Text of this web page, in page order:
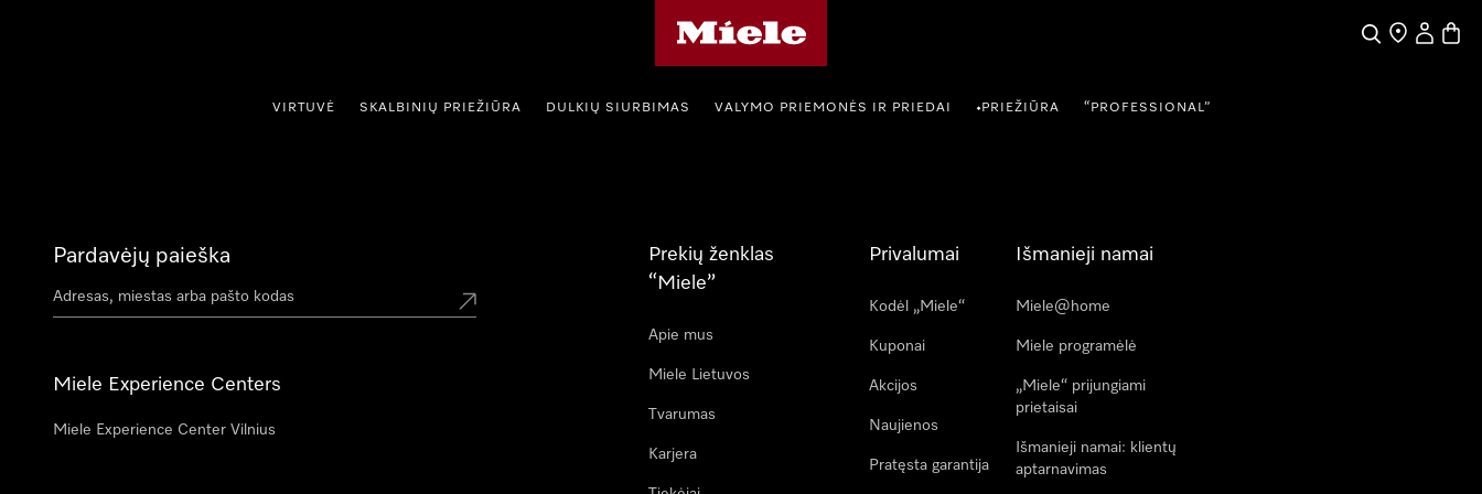
PaieškaPardavėjų
VIRTUVĖ SKALBINIŲ PRIEŽIŪRA DULKIŲ SIURBIMAS VALYMO PRIEMONĖS IR PRIEDAI •PRIEŽIŪRA “PROFESSIONAL”
Pardavėjų paieška
Miele Experience Centers
Miele Experience Center Vilnius
Prekių ženklas
“Miele”
Apie mus
Miele Lietuvos
Tvarumas
Karjera
Privalumai
Kodėl „Miele“
Kuponai
Akcijos
Naujienos
Pratęsta garantija
Išmanieji namai
Miele@home
Miele programėlė
„Miele“ prijungiami
prietaisai
Išmanieji namai: klientų
aptarnavimas